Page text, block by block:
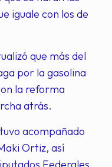
iguale con los de
que más del
por la gasolina
la reforma
atrás.
acompañado
Ortiz, así